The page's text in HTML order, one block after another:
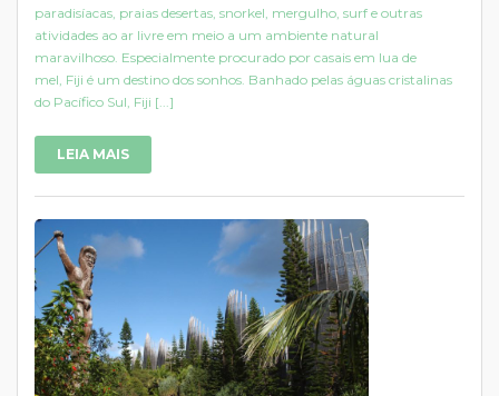
paradisíacas, praias desertas, snorkel, mergulho, surf e outras
atividades ao ar livre em meio a um ambiente natural
maravilhoso. Especialmente procurado por casais em lua de
mel, Fiji é um destino dos sonhos. Banhado pelas águas cristalinas
do Pacífico Sul, Fiji [...]
LEIA MAIS